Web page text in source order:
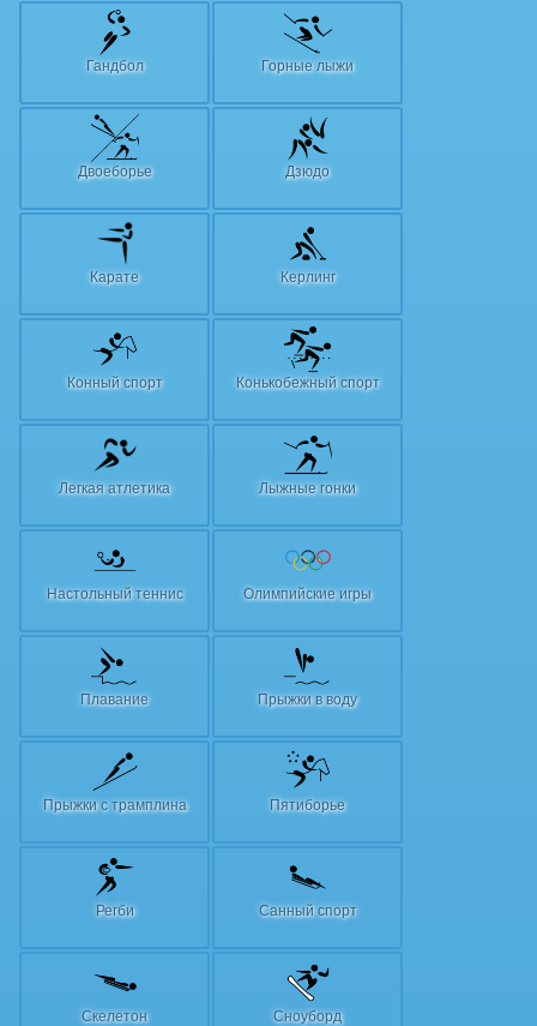
Гандбол Горные лыжи
Двоеборье Дзюдо
Карате Керлинг
Конный спорт Конькобежный спорт
Легкая атлетика Лыжные гонки
Настольный теннис Олимпийские игры
Плавание Прыжки в воду
Прыжки с трамплина Пятиборье
Регби Санный спорт
Скелетон Сноуборд